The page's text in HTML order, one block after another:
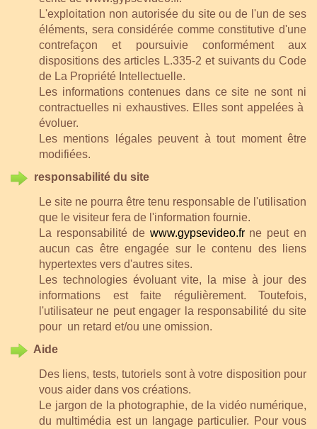
L'exploitation non autorisée du site ou de l'un de ses
éléments, sera considérée comme constitutive d'une
contrefaçon et poursuivie conformément aux
dispositions des articles L.335-2 et suivants du Code
de La Propriété Intellectuelle.
Les informations contenues dans ce site ne sont ni
contractuelles ni exhaustives. Elles sont appelées à
évoluer.
Les mentions légales peuvent à tout moment être
modifiées.
responsabilité du site
Le site ne pourra être tenu responsable de l'utilisation
que le visiteur fera de l'information fournie.
La responsabilité de www.gypsevideo.frne peut en
aucun cas être engagée sur le contenu des liens
hypertextes vers d'autres sites.
Les technologies évoluant vite, la mise à jour des
informations est faite régulièrement. Toutefois,
l'utilisateur ne peut engager la responsabilité du site
pour un retard et/ou une omission.
Aide
Des liens, tests, tutoriels sont à votre disposition pour
vous aider dans vos créations.
Le jargon de la photographie, de la vidéo numérique,
du multimédia est un langage particulier. Pour vous